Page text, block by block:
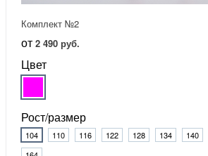
Комплект №2
от 2 490 руб.
Цвет
Рост/размер
104 110 116 122 128 134 140